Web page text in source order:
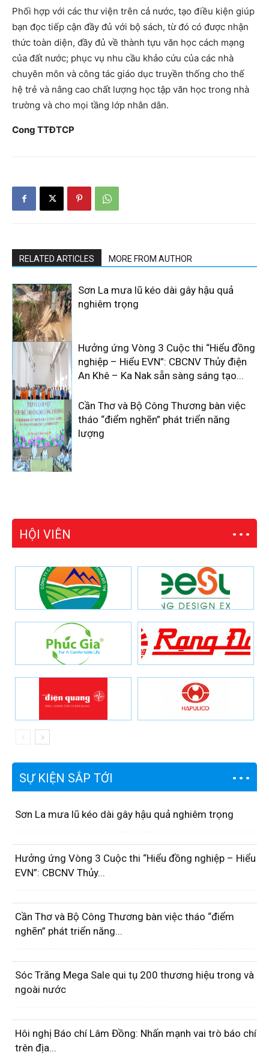
Phối hợp với các thư viện trên cả nước, tạo điều kiện giúp
bạn đọc tiếp cận đầy đủ với bộ sách, từ đó có được nhận
thức toàn diện, đầy đủ về thành tựu văn học cách mạng
của đất nước; phục vụ nhu cầu khảo cứu của các nhà
chuyên môn và công tác giáo dục truyền thống cho thế
hệ trẻ và nâng cao chất lượng học tập văn học trong nhà
trường và cho mọi tầng lớp nhân dân.
Cong TTĐTCP
RELATED ARTICLES MORE FROM AUTHOR
Sơn La mưa lũ kéo dài gây hậu quả
nghiêm trọng
Hưởng ứng Vòng 3 Cuộc thi “Hiểu đồng
nghiệp – Hiểu EVN”: CBCNV Thủy điện
An Khê – Ka Nak sẵn sàng sáng tạo...
Cần Thơ và Bộ Công Thương bàn việc
tháo “điểm nghẽn” phát triển năng
lượng
HỘI VIÊN
SỰ KIỆN SẮP TỚI
Sơn La mưa lũ kéo dài gây hậu quả nghiêm trọng
Hưởng ứng Vòng 3 Cuộc thi “Hiểu đồng nghiệp – Hiểu
EVN”: CBCNV Thủy...
Cần Thơ và Bộ Công Thương bàn việc tháo “điểm
nghẽn” phát triển năng...
Sóc Trăng Mega Sale qui tụ 200 thương hiệu trong và
ngoài nước
Hôi nghị Báo chí Lâm Đồng: Nhấn mạnh vai trò báo chí
trên địa...